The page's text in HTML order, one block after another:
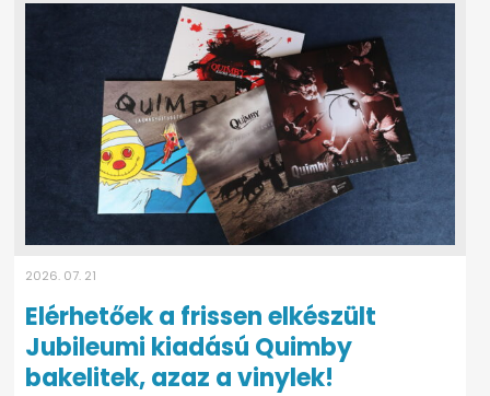
2026. 07. 21
Elérhetőek a frissen elkészült
Jubileumi kiadású Quimby
bakelitek, azaz a vinylek!